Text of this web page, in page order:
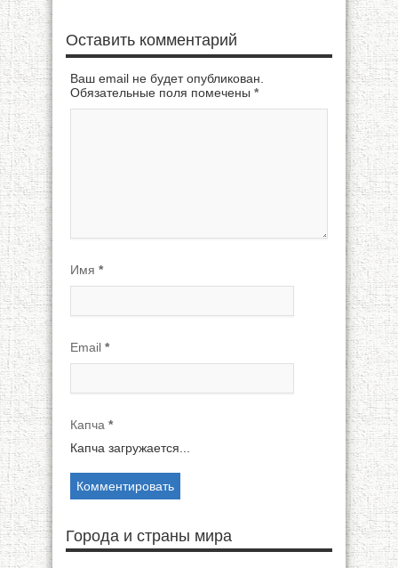
Оставить комментарий
Ваш email не будет опубликован.
Обязательные поля помечены *
Имя *
Email *
Капча *
Капча загружается...
Города и страны мира